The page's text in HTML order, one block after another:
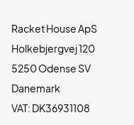
Racket House ApS
Holkebjergvej 120
5250 Odense SV
Danemark
VAT: DK36931108